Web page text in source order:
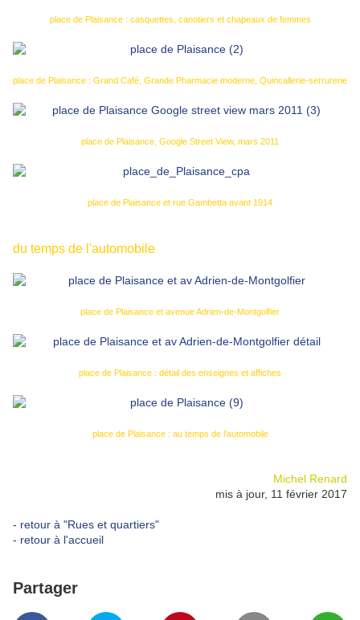
place de Plaisance : casquettes, canotiers et chapeaux de femmes
place de Plaisance : Grand Café, Grande Pharmacie moderne, Quincallerie-serrurerie
place de Plaisance, Google Street View, mars 2011
place de Plaisance et rue Gambetta avant 1914
du temps de l'automobile
place de Plaisance et avenue Adrien-de-Montgolfier
place de Plaisance : détail des enseignes et affiches
place de Plaisance : au temps de l'automobile
Michel Renard
mis à jour, 11 février 2017
- retour à "Rues et quartiers"
- retour à l'accueil
Partager